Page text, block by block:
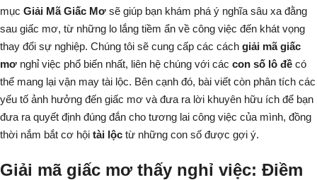
mục Giải Mã Giấc Mơ sẽ giúp bạn khám phá ý nghĩa sâu xa đằng
sau giấc mơ, từ những lo lắng tiềm ẩn về công việc đến khát vọng
thay đổi sự nghiệp. Chúng tôi sẽ cung cấp các cách giải mã giấc
mơ nghỉ việc phổ biến nhất, liên hệ chúng với các con số lô đề có
thể mang lại vận may tài lộc. Bên cạnh đó, bài viết còn phân tích các
yếu tố ảnh hưởng đến giấc mơ và đưa ra lời khuyên hữu ích để bạn
đưa ra quyết định đúng đắn cho tương lai công việc của mình, đồng
thời nắm bắt cơ hội tài lộc từ những con số được gợi ý.
Giải mã giấc mơ thấy nghỉ việc: Điềm